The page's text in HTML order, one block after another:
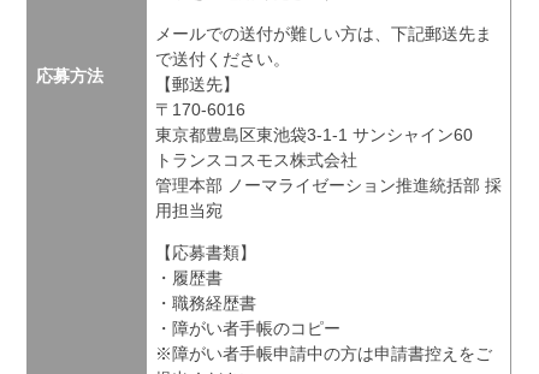
応募方法
メールでの送付が難しい方は、下記郵送先ま
で送付ください。
【郵送先】
〒170-6016
東京都豊島区東池袋3‐1‐1 サンシャイン60
トランスコスモス株式会社
管理本部 ノーマライゼーション推進統括部 採
用担当宛
【応募書類】
・履歴書
・職務経歴書
・障がい者手帳のコピー
※障がい者手帳申請中の方は申請書控えをご